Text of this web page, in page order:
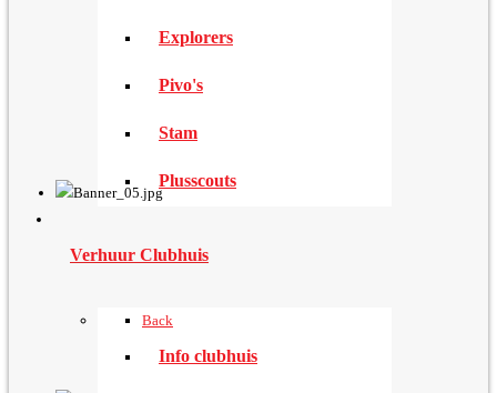
Explorers
Pivo's
Stam
Plusscouts
Verhuur Clubhuis
Back
Info clubhuis